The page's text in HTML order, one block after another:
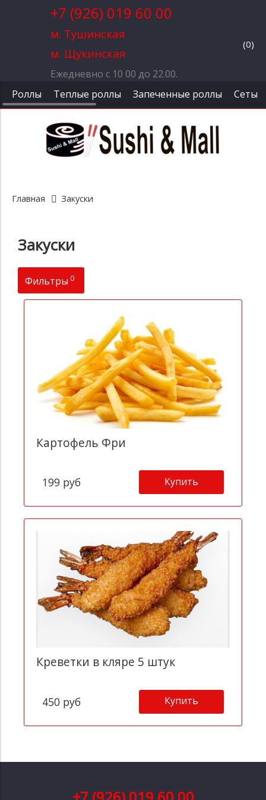
+7 (926) 019 60 00
м. Тушинская
м. Щукинская
Ежедневно с 10 00 до 22.00.
(0)
Роллы Теплые роллы Запеченные роллы Сеты
Главная Закуски
Закуски
Фильтры 0
Картофель Фри
199 руб Купить
Креветки в кляре 5 штук
450 руб Купить